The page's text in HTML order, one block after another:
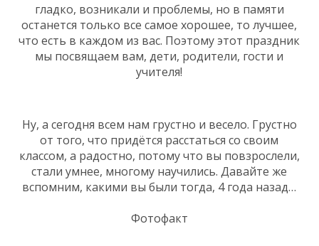
гладко, возникали и проблемы, но в памяти
останется только все самое хорошее, то лучшее,
что есть в каждом из вас. Поэтому этот праздник
мы посвящаем вам, дети, родители, гости и
учителя!
Ну, а сегодня всем нам грустно и весело. Грустно
от того, что придётся расстаться со своим
классом, а радостно, потому что вы повзрослели,
стали умнее, многому научились. Давайте же
вспомним, какими вы были тогда, 4 года назад…
Фотофакт